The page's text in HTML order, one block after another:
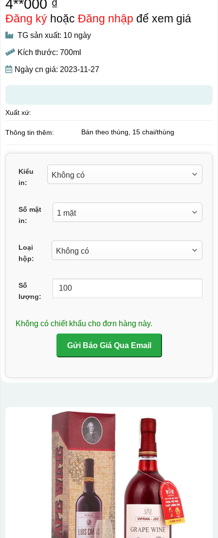
4**000 ₫
Đăng kýhoặc Đăng nhập để xem giá
TG sản xuất: 10 ngày
Kích thước: 700ml
Ngày cn giá: 2023-11-27
Xuất xứ:
Thông tin thêm: Bán theo thùng, 15 chai/thùng
Kiểu
in:
Số mặt
in:
Loại
hộp:
Số
lượng:
Không có chiết khấu cho đơn hàng này.
Gửi Báo Giá Qua Email